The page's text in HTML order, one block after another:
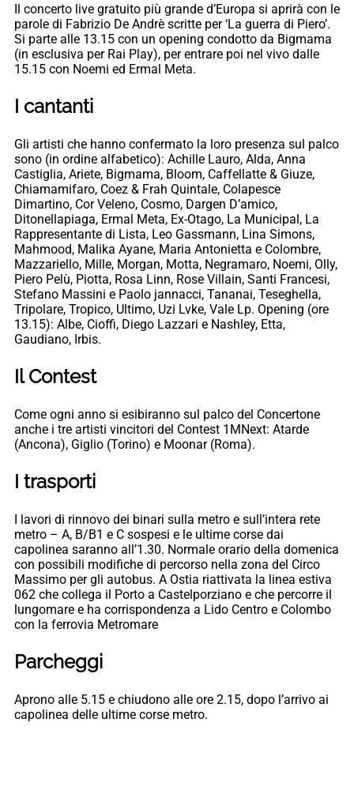
Il concerto live gratuito più grande d’Europa si aprirà con le
parole di Fabrizio De Andrè scritte per ‘La guerra di Piero’.
Si parte alle 13.15 con un opening condotto da Bigmama
(in esclusiva per Rai Play), per entrare poi nel vivo dalle
15.15 con Noemi ed Ermal Meta.
I cantanti
Gli artisti che hanno confermato la loro presenza sul palco
sono (in ordine alfabetico): Achille Lauro, Alda, Anna
Castiglia, Ariete, Bigmama, Bloom, Caffellatte & Giuze,
Chiamamifaro, Coez & Frah Quintale, Colapesce
Dimartino, Cor Veleno, Cosmo, Dargen D’amico,
Ditonellapiaga, Ermal Meta, Ex-Otago, La Municipal, La
Rappresentante di Lista, Leo Gassmann, Lina Simons,
Mahmood, Malika Ayane, Maria Antonietta e Colombre,
Mazzariello, Mille, Morgan, Motta, Negramaro, Noemi, Olly,
Piero Pelù, Piotta, Rosa Linn, Rose Villain, Santi Francesi,
Stefano Massini e Paolo jannacci, Tananai, Teseghella,
Tripolare, Tropico, Ultimo, Uzi Lvke, Vale Lp. Opening (ore
13.15): Albe, Cioffi, Diego Lazzari e Nashley, Etta,
Gaudiano, Irbis.
Il Contest
Come ogni anno si esibiranno sul palco del Concertone
anche i tre artisti vincitori del Contest 1MNext: Atarde
(Ancona), Giglio (Torino) e Moonar (Roma).
I trasporti
I lavori di rinnovo dei binari sulla metro e sull’intera rete
metro – A, B/B1 e C sospesi e le ultime corse dai
capolinea saranno all’1.30. Normale orario della domenica
con possibili modifiche di percorso nella zona del Circo
Massimo per gli autobus. A Ostia riattivata la linea estiva
062 che collega il Porto a Castelporziano e che percorre il
lungomare e ha corrispondenza a Lido Centro e Colombo
con la ferrovia Metromare
Parcheggi
Aprono alle 5.15 e chiudono alle ore 2.15, dopo l’arrivo ai
capolinea delle ultime corse metro.